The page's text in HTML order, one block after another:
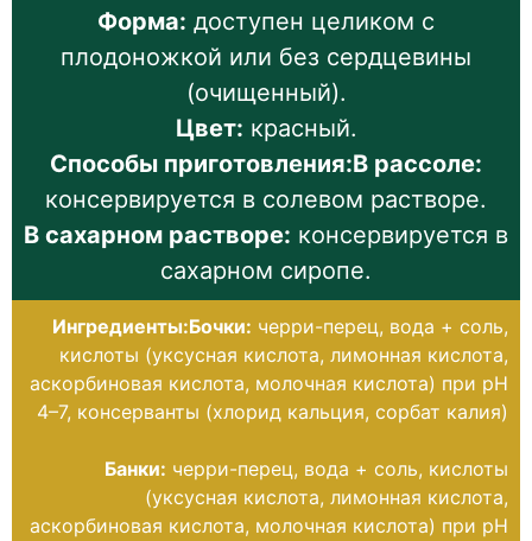
Форма: доступен целиком с
плодоножкой или без сердцевины
(очищенный).
Цвет: красный.
Способы приготовления:В рассоле:
консервируется в солевом растворе.
В сахарном растворе: консервируется в
сахарном сиропе.
Ингредиенты:Бочки: черри-перец, вода + соль,
кислоты (уксусная кислота, лимонная кислота,
аскорбиновая кислота, молочная кислота) при pH
4–7, консерванты (хлорид кальция, сорбат калия)
Банки: черри-перец, вода + соль, кислоты
(уксусная кислота, лимонная кислота,
аскорбиновая кислота, молочная кислота) при pH